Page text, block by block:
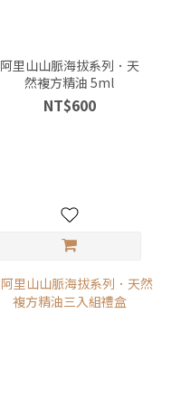
阿里山山脈海拔系列．天
然複方精油 5ml
NT$600